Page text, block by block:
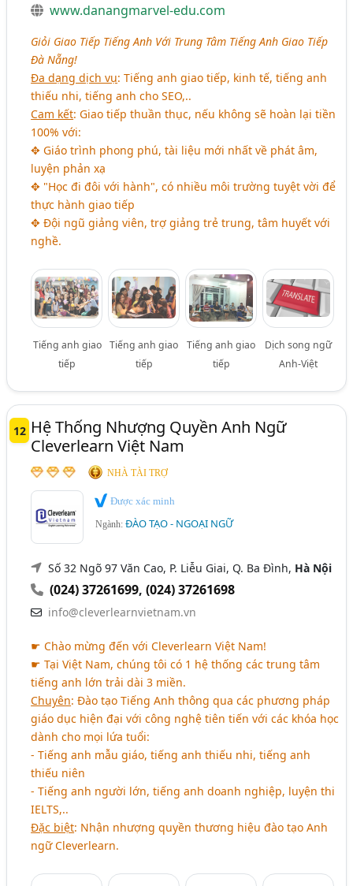
www.danangmarvel-edu.com
Giỏi Giao Tiếp Tiếng Anh Với Trung Tâm Tiếng Anh Giao Tiếp
Đà Nẵng!
Đa dạng dịch vụ: Tiếng anh giao tiếp, kinh tế, tiếng anh
thiếu nhi, tiếng anh cho SEO,..
Cam kết: Giao tiếp thuần thục, nếu không sẽ hoàn lại tiền
100% với:
✥ Giáo trình phong phú, tài liệu mới nhất về phát âm,
luyện phản xạ
✥ "Học đi đôi với hành", có nhiều môi trường tuyệt vời để
thực hành giao tiếp
✥ Đội ngũ giảng viên, trợ giảng trẻ trung, tâm huyết với
nghề.
Tiếng anh giao
tiếp
Tiếng anh giao
tiếp
Tiếng anh giao
tiếp
Dịch song ngữ
Anh-Việt
12 Hệ Thống Nhượng Quyền Anh Ngữ
Cleverlearn Việt Nam
NHÀ TÀI TRỢ
Được xác minh
Ngành:ĐÀO TẠO - NGOẠI NGỮ
Số 32 Ngõ 97 Văn Cao, P. Liễu Giai, Q. Ba Đình, Hà Nội
(024) 37261699,(024) 37261698
info@cleverlearnvietnam.vn
☛ Chào mừng đến với Cleverlearn Việt Nam!
☛ Tại Việt Nam, chúng tôi có 1 hệ thống các trung tâm
tiếng anh lớn trải dài 3 miền.
Chuyên: Đào tạo Tiếng Anh thông qua các phương pháp
giáo dục hiện đại với công nghệ tiên tiến với các khóa học
dành cho mọi lứa tuổi:
- Tiếng anh mẫu giáo, tiếng anh thiếu nhi, tiếng anh
thiếu niên
- Tiếng anh người lớn, tiếng anh doanh nghiệp, luyện thi
IELTS,..
Đặc biệt: Nhận nhượng quyền thương hiệu đào tạo Anh
ngữ Cleverlearn.